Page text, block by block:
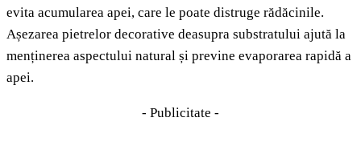
evita acumularea apei, care le poate distruge rădăcinile.
Așezarea pietrelor decorative deasupra substratului ajută la
menținerea aspectului natural și previne evaporarea rapidă a
apei.
- Publicitate -